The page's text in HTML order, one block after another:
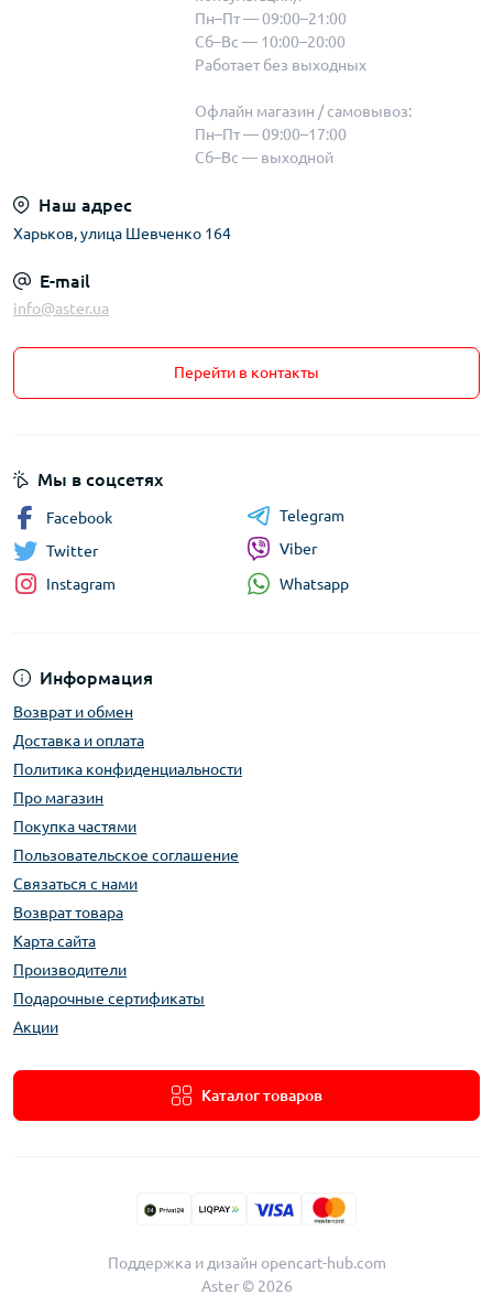
Пн–Пт — 09:00–21:00
Сб–Вс — 10:00–20:00
Работает без выходных
Офлайн магазин / самовывоз:
Пн–Пт — 09:00–17:00
Сб–Вс — выходной
Наш адрес
Харьков, улица Шевченко 164
E-mail
info@aster.ua
Перейти в контакты
Информация
Возврат и обмен
Доставка и оплата
Политика конфиденциальности
Про магазин
Покупка частями
Пользовательское соглашение
Связаться с нами
Возврат товара
Карта сайта
Производители
Подарочные сертификаты
Акции
Каталог товаров
Мы в соцсетях
Facebook
Twitter
Instagram
Telegram
Viber
Whatsapp
Поддержка и дизайн opencart-hub.com
Aster © 2026